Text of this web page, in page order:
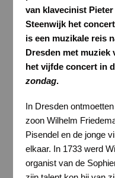
van klavecinist
Steenwijk het concert
is een muzikale reis
Dresden met muziek
het vijfde concert in
zondag.
In Dresden
zoon Wilhelm
Pisendel en de jonge
elkaar. In 1733 werd
organist van de